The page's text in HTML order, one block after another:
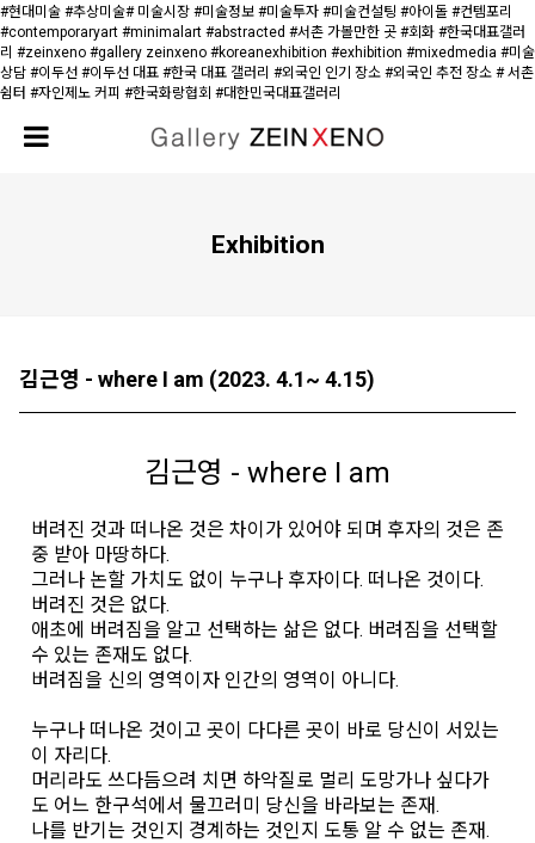
#현대미술 #추상미술# 미술시장 #미술정보 #미술투자 #미술컨설팅 #아이돌 #컨템포리
#contemporaryart #minimalart #abstracted #서촌 가볼만한 곳 #회화 #한국대표갤러
리 #zeinxeno #gallery zeinxeno #koreanexhibition #exhibition #mixedmedia #미술
상담 #이두선 #이두선 대표 #한국 대표 갤러리 #외국인 인기 장소 #외국인 추전 장소 # 서촌
쉼터 #자인제노 커피 #한국화랑협회 #대한민국대표갤러리
Exhibition
김근영 - where I am (2023. 4.1~ 4.15)
김근영 - where I am
버려진 것과 떠나온 것은 차이가 있어야 되며 후자의 것은 존
중 받아 마땅하다.
그러나 논할 가치도 없이 누구나 후자이다. 떠나온 것이다.
버려진 것은 없다.
애초에 버려짐을 알고 선택하는 삶은 없다. 버려짐을 선택할
수 있는 존재도 없다.
버려짐을 신의 영역이자 인간의 영역이 아니다.
누구나 떠나온 것이고 곳이 다다른 곳이 바로 당신이 서있는
이 자리다.
머리라도 쓰다듬으려 치면 하악질로 멀리 도망가나 싶다가
도 어느 한구석에서 물끄러미 당신을 바라보는 존재.
나를 반기는 것인지 경계하는 것인지 도통 알 수 없는 존재.